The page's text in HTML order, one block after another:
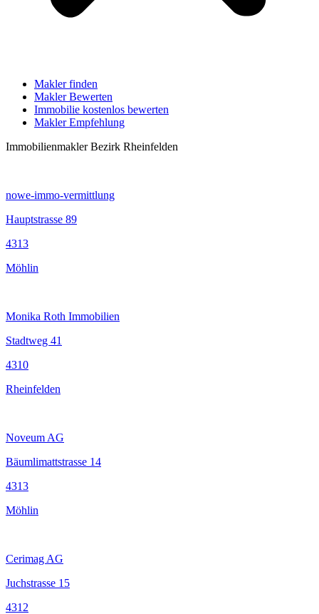
Makler finden
Makler Bewerten
Immobilie kostenlos bewerten
Makler Empfehlung
Immobilienmakler Bezirk Rheinfelden
nowe-immo-vermittlung
Hauptstrasse 89
4313
Möhlin
Monika Roth Immobilien
Stadtweg 41
4310
Rheinfelden
Noveum AG
Bäumlimattstrasse 14
4313
Möhlin
Cerimag AG
Juchstrasse 15
4312